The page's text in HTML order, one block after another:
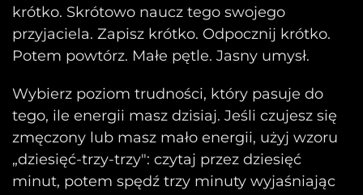
krótko. Skrótowo naucz tego swojego
przyjaciela. Zapisz krótko. Odpocznij krótko.
Potem powtórz. Małe pętle. Jasny umysł.
Wybierz poziom trudności, który pasuje do
tego, ile energii masz dzisiaj. Jeśli czujesz się
zmęczony lub masz mało energii, użyj wzoru
„dziesięć-trzy-trzy": czytaj przez dziesięć
minut, potem spędź trzy minuty wyjaśniając